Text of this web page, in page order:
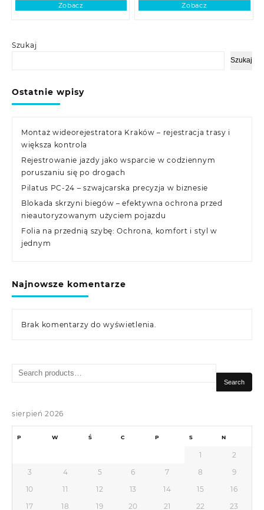
Szukaj
Szukaj
Ostatnie wpisy
Montaż wideorejestratora Kraków – rejestracja trasy i
większa kontrola
Rejestrowanie jazdy jako wsparcie w codziennym
poruszaniu się po drogach
Pilatus PC-24 – szwajcarska precyzja w biznesie
Blokada skrzyni biegów – efektywna ochrona przed
nieautoryzowanym użyciem pojazdu
Folia na przednią szybę: Ochrona, komfort i styl w
jednym
Najnowsze komentarze
Brak komentarzy do wyświetlenia.
Zobacz Zobacz
Search
Search
sierpień 2026
P W Ś C P S N
1
2
3
4 5 6 7 8
9
10
11 12 13 14 15
16
17
18 19 20 21 22 23